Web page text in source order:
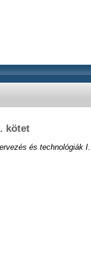
kötet
és technológiák I.